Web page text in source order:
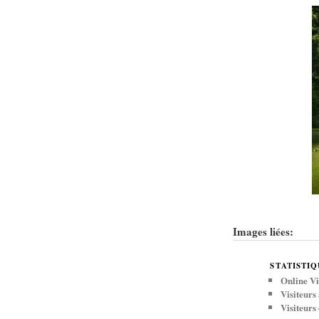
Images liées:
Online